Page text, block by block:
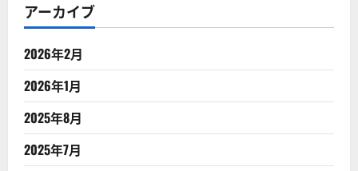
アーカイブ
2026年2月
2026年1月
2025年8月
2025年7月